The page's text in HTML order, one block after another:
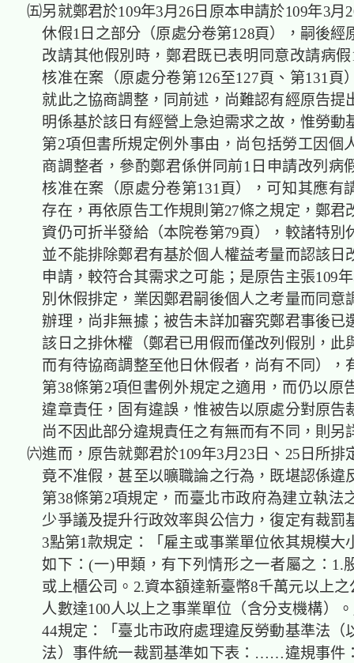
㈤另就鄭君於109年3月26日原本申請於109年3月
休假1日之部分（原處分卷第128頁），嗣後經
改請其他假別時，鄭君既已表明同意改請病
核准在案（原處分卷第126至127頁、第131頁
就此之協商調整，同前述，尚難認有經原告提
明係基於該日有經營上急迫需求之故，惟勞動
第2項但書所規定例外事由，尚包括勞工因個
商調整者，參酌鄭君係併同前1日申請改列病
核准在案（原處分卷第131頁），可知其應有
存在，再依原告工作規則第27條之規定，鄭君
資仍可折半發給（本院卷第79頁），較諸特別
並不能排除鄭君有基於個人權益考量而認該日
申請，較符合其需求之可能；是原告主張109
別休假排定，業因鄭君嗣後個人之考量而同意
辦理，尚非無據；被告未詳加審究鄭君事後已
該日之排休權（鄭君已用假而僅改列假別，此
而有待協商調整至他日休假者，尚有不同），
第38條第2項但書例外規定之適用，而仍以原
違章責任，固有違誤，惟被告以原處分對原告
尚不因此部分違規責任之有無而有不同，則另
㈥進而，原告就鄭君於109年3月23日、25日所排
竟不准假，甚至以曠職論之行為，既堪認係違
第38條第2項規定，而臺北市政府為建立執法
少爭議及提升行政效率與公信力，復定有裁罰
3點第1款規定：「雇主或事業單位依其規模大
如下：(一)甲類，有下列情形之一者屬之：1.
或上櫃公司。2.資本額達新臺幣8千萬元以上之
人數達100人以上之事業單位（含分支機構）
44規定：「臺北市政府處理違反勞動基準法（
法）事件統一裁罰基準如下表：……違規事件